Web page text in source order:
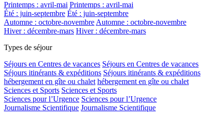
Printemps : avril-mai Printemps : avril-mai
Été : juin-septembre Été : juin-septembre
Automne : octobre-novembreAutomne : octobre-novembre
Hiver : décembre-mars Hiver : décembre-mars
Types de séjour
Séjours en Centres de vacances Séjours en Centres de vacances
Séjours itinérants & expéditions Séjours itinérants & expéditions
hébergement en gîte ou chalet hébergement en gîte ou chalet
Sciences et Sports Sciences et Sports
Sciences pour l’Urgence Sciences pour l’Urgence
Journalisme Scientifique Journalisme Scientifique